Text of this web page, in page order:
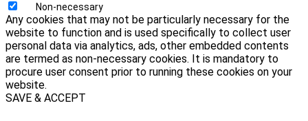
Non-necessary
Any cookies that may not be particularly necessary for the
website to function and is used specifically to collect user
personal data via analytics, ads, other embedded contents
are termed as non-necessary cookies. It is mandatory to
procure user consent prior to running these cookies on your
website.
SAVE & ACCEPT